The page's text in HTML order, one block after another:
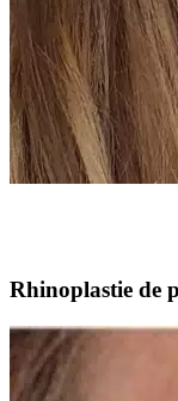
Rhinoplastie de